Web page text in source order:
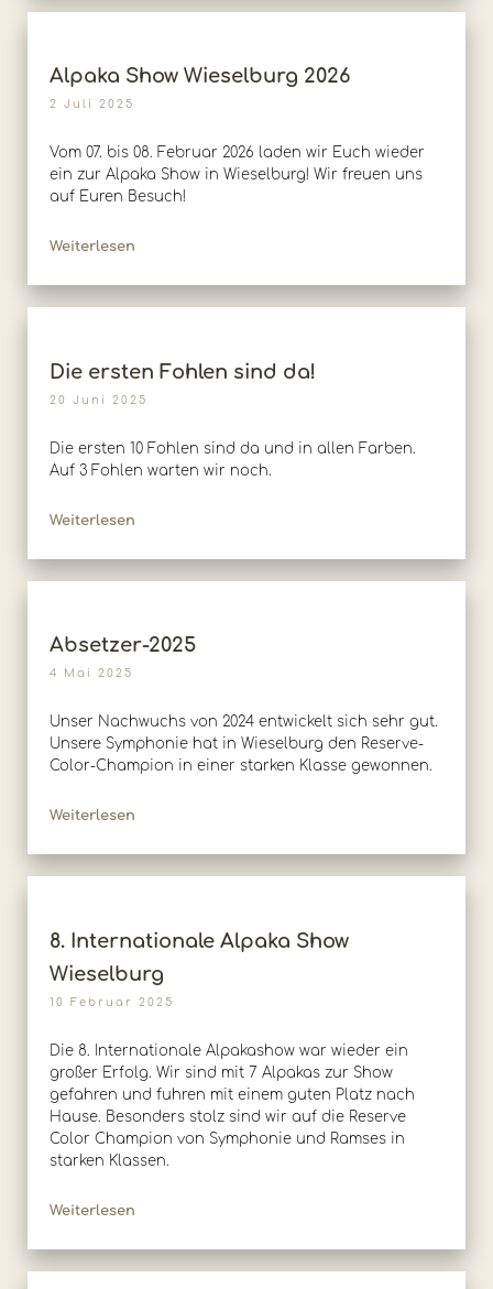
Alpaka Show Wieselburg 2026
2 Juli 2025
Vom 07. bis 08. Februar 2026 laden wir Euch wieder
ein zur Alpaka Show in Wieselburg! Wir freuen uns
auf Euren Besuch!
Weiterlesen
Die ersten Fohlen sind da!
20 Juni 2025
Die ersten 10 Fohlen sind da und in allen Farben.
Auf 3 Fohlen warten wir noch.
Weiterlesen
Absetzer-2025
4 Mai 2025
Unser Nachwuchs von 2024 entwickelt sich sehr gut.
Unsere Symphonie hat in Wieselburg den Reserve-
Color-Champion in einer starken Klasse gewonnen.
Weiterlesen
8. Internationale Alpaka Show
Wieselburg
10 Februar 2025
Die 8. Internationale Alpakashow war wieder ein
großer Erfolg. Wir sind mit 7 Alpakas zur Show
gefahren und fuhren mit einem guten Platz nach
Hause. Besonders stolz sind wir auf die Reserve
Color Champion von Symphonie und Ramses in
starken Klassen.
Weiterlesen